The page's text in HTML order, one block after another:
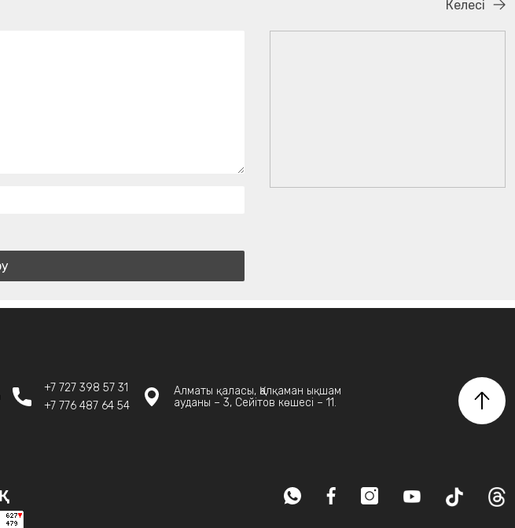
Келесі
+7 727 398 57 31
+7 776 487 64 54
Алматы қаласы, Қалқаман ықшам
ауданы – 3, Сейітов көшесі – 11.